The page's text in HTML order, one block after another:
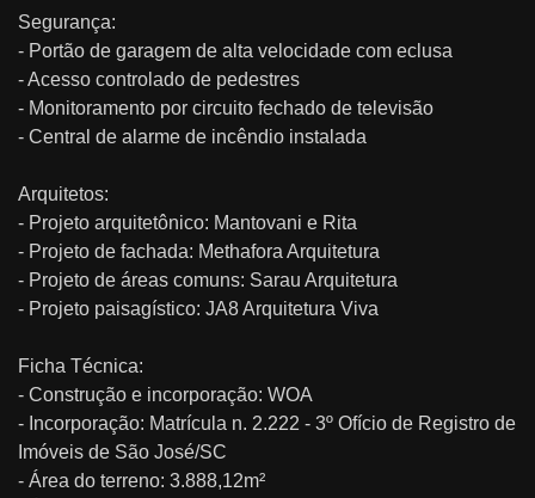
Segurança:
- Portão de garagem de alta velocidade com eclusa
- Acesso controlado de pedestres
- Monitoramento por circuito fechado de televisão
- Central de alarme de incêndio instalada
Arquitetos:
- Projeto arquitetônico: Mantovani e Rita
- Projeto de fachada: Methafora Arquitetura
- Projeto de áreas comuns: Sarau Arquitetura
- Projeto paisagístico: JA8 Arquitetura Viva
Ficha Técnica:
- Construção e incorporação: WOA
- Incorporação: Matrícula n. 2.222 - 3º Ofício de Registro de
Imóveis de São José/SC
- Área do terreno: 3.888,12m²